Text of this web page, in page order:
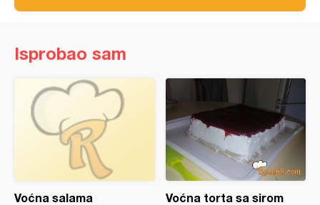
Isprobao sam
Voćna salama Voćna torta sa sirom